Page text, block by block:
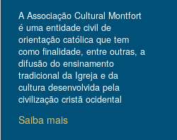
A Associação Cultural Montfort
é uma entidade civil de
orientação católica que tem
como finalidade, entre outras, a
difusão do ensinamento
tradicional da Igreja e da
cultura desenvolvida pela
civilização cristã ocidental
Saiba mais